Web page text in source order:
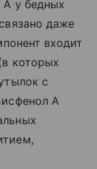
А у бедных
даже
входит
которых
с
А